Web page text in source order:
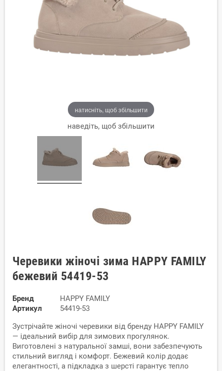
натисніть, щоб збільшити
наведіть, щоб збільшити
Черевики жіночі зима HAPPY FAMILY
бежевий 54419-53
Бренд
HAPPY FAMILY
Артикул
54419-53
Зустрічайте жіночі черевики від бренду HAPPY FAMILY
— ідеальний вибір для зимових прогулянок.
Виготовлені з натуральної замші, вони забезпечують
стильний вигляд і комфорт. Бежевий колір додає
елегантності, а підкладка з шерсті гарантує тепло